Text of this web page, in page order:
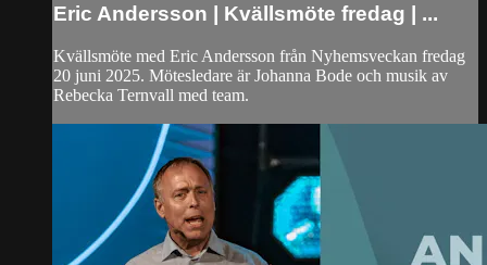
Eric Andersson | Kvällsmöte fredag | ...
Kvällsmöte med Eric Andersson från Nyhemsveckan fredag
20 juni 2025. Mötesledare är Johanna Bode och musik av
Rebecka Ternvall med team.